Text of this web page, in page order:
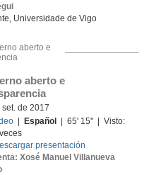
Universidade de Vigo
aberto e
aberto e
de 2017
Español
| 65' 15'' | Visto:
veces
presentación
Xosé Manuel Villanueva